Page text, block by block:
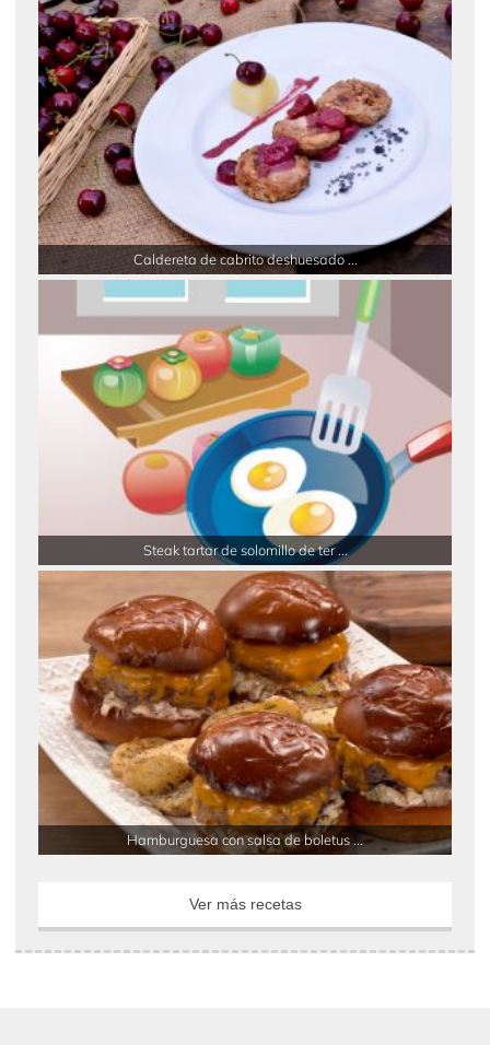
Caldereta de cabrito deshuesado ...
Steak tartar de solomillo de ter ...
Hamburguesa con salsa de boletus ...
Ver más recetas